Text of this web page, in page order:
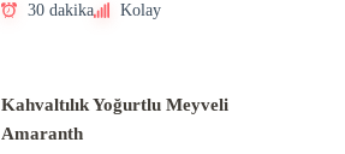
30 dakika Kolay
Kahvaltılık Yoğurtlu Meyveli
Amaranth